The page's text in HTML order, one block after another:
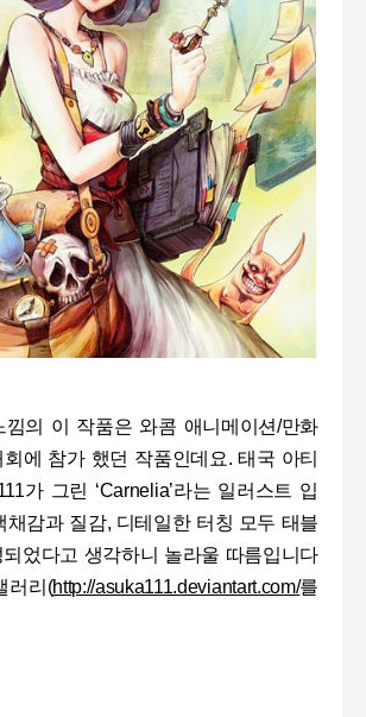
낌의 이 작품은 와콤 애니메이션/만화
에 참가 했던 작품인데요.태국 아티
가 그린 ‘Carnelia’라는 일러스트 입
채감과 질감, 디테일한 터칭 모두 태블
었다고 생각하니 놀라울 따름입니다
러리 (http://asuka111.deviantart.com/를